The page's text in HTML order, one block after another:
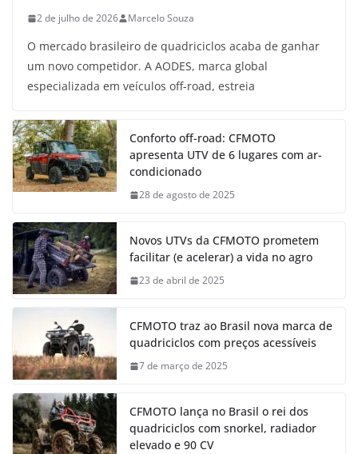
2 de julho de 2026 Marcelo Souza
O mercado brasileiro de quadriciclos acaba de ganhar
um novo competidor. A AODES, marca global
especializada em veículos off-road, estreia
Conforto off-road: CFMOTO
apresenta UTV de 6 lugares com ar-
condicionado
28 de agosto de 2025
Novos UTVs da CFMOTO prometem
facilitar (e acelerar) a vida no agro
23 de abril de 2025
CFMOTO traz ao Brasil nova marca de
quadriciclos com preços acessíveis
7 de março de 2025
CFMOTO lança no Brasil o rei dos
quadriciclos com snorkel, radiador
elevado e 90 CV